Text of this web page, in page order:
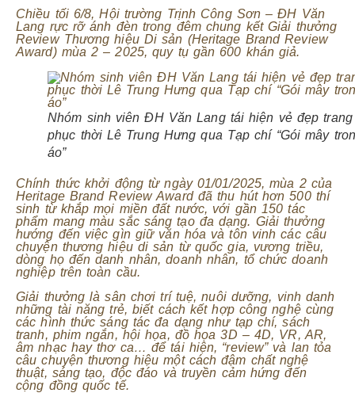
Chiều tối 6/8, Hội trường Trịnh Công Sơn – ĐH Văn
Lang rực rỡ ánh đèn trong đêm chung kết Giải thưởng
Review Thương hiệu Di sản (Heritage Brand Review
Award) mùa 2 – 2025, quy tụ gần 600 khán giả.
Nhóm sinh viên ĐH Văn Lang tái hiện vẻ đẹp trang
phục thời Lê Trung Hưng qua Tạp chí “Gói mây
áo”
Chính thức khởi động từ ngày 01/01/2025, mùa 2 của
Heritage Brand Review Award đã thu hút hơn 500 thí
sinh từ khắp mọi miền đất nước, với gần 150 tác
phẩm mang màu sắc sáng tạo đa dạng. Giải thưởng
hướng đến việc gìn giữ văn hóa và tôn vinh các câu
chuyện thương hiệu di sản từ quốc gia, vương triều,
dòng họ đến danh nhân, doanh nhân, tổ chức doanh
nghiệp trên toàn cầu.
Giải thưởng là sân chơi trí tuệ, nuôi dưỡng, vinh danh
những tài năng trẻ, biết cách kết hợp công nghệ cùng
các hình thức sáng tác đa dạng như tạp chí, sách
tranh, phim ngắn, hội họa, đồ họa 3D – 4D, VR, AR,
âm nhạc hay thơ ca… để tái hiện, “review” và lan tỏa
câu chuyện thương hiệu một cách đậm chất nghệ
thuật, sáng tạo, độc đáo và truyền cảm hứng đến
cộng đồng quốc tế.